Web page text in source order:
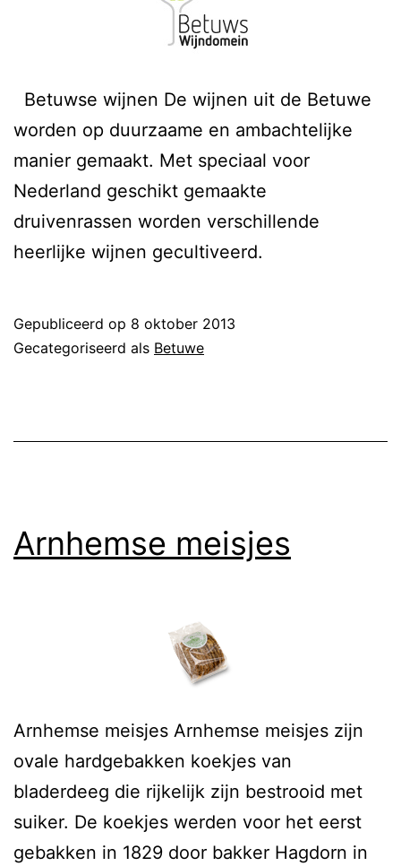
Betuwse wijnen De wijnen uit de Betuwe
worden op duurzaame en ambachtelijke
manier gemaakt. Met speciaal voor
Nederland geschikt gemaakte
druivenrassen worden verschillende
heerlijke wijnen gecultiveerd.
Gepubliceerd op 8 oktober 2013
Gecategoriseerd als Betuwe
Arnhemse meisjes
Arnhemse meisjes Arnhemse meisjes zijn
ovale hardgebakken koekjes van
bladerdeeg die rijkelijk zijn bestrooid met
suiker. De koekjes werden voor het eerst
gebakken in 1829 door bakker Hagdorn in